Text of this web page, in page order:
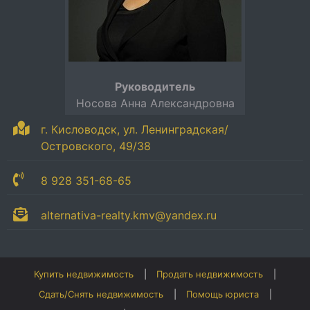
г. Кисловодск, ул. Ленинградская/
Островского, 49/38
8 928 351-68-65
alternativa-realty.kmv@yandex.ru
Руководитель
Носова Анна Александровна
Купить недвижимость
Продать недвижимость
Сдать/Снять недвижимость
Помощь юриста